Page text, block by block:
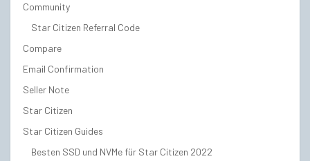
Community
Star Citizen Referral Code
Compare
Email Confirmation
Seller Note
Star Citizen
Star Citizen Guides
Besten SSD und NVMe für Star Citizen 2022